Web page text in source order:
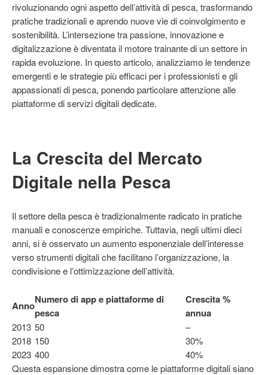
rivoluzionando ogni aspetto dell’attività di pesca, trasformando
pratiche tradizionali e aprendo nuove vie di coinvolgimento e
sostenibilità. L’intersezione tra passione, innovazione e
digitalizzazione è diventata il motore trainante di un settore in
rapida evoluzione. In questo articolo, analizziamo le tendenze
emergenti e le strategie più efficaci per i professionisti e gli
appassionati di pesca, ponendo particolare attenzione alle
piattaforme di servizi digitali dedicate.
La Crescita del Mercato
Digitale nella Pesca
Il settore della pesca è tradizionalmente radicato in pratiche
manuali e conoscenze empiriche. Tuttavia, negli ultimi dieci
anni, si è osservato un aumento esponenziale dell’interesse
verso strumenti digitali che facilitano l’organizzazione, la
condivisione e l’ottimizzazione dell’attività.
AnnoNumero di app e piattaforme di
pesca
Crescita %
annua
2013 50
–
2018 150
30%
2023 400
40%
Questa espansione dimostra come le piattaforme digitali siano